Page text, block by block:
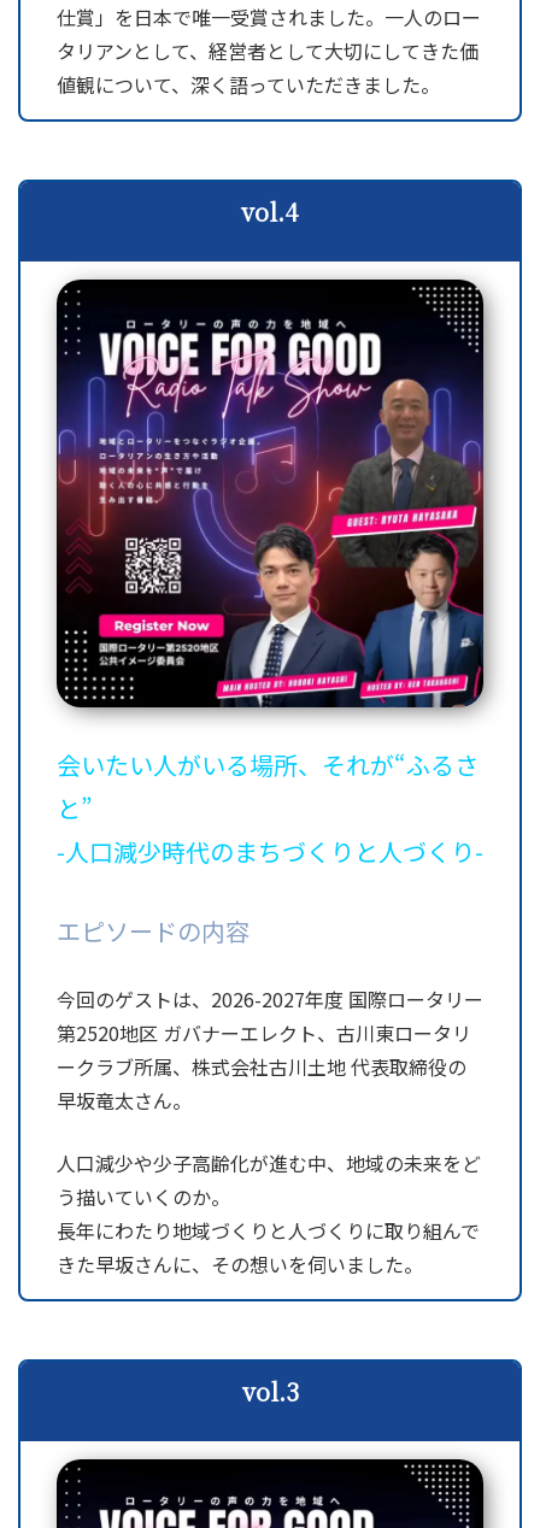
仕賞」を日本で唯一受賞されました。一人のロー
タリアンとして、経営者として大切にしてきた価
値観について、深く語っていただきました。
vol.4
会いたい人がいる場所、それが“ふるさ
と”
-人口減少時代のまちづくりと人づくり-
エピソードの内容
今回のゲストは、2026-2027年度 国際ロータリー
第2520地区 ガバナーエレクト、古川東ロータリ
ークラブ所属、株式会社古川土地 代表取締役の
早坂竜太さん。
人口減少や少子高齢化が進む中、地域の未来をど
う描いていくのか。
長年にわたり地域づくりと人づくりに取り組んで
きた早坂さんに、その想いを伺いました。
vol.3